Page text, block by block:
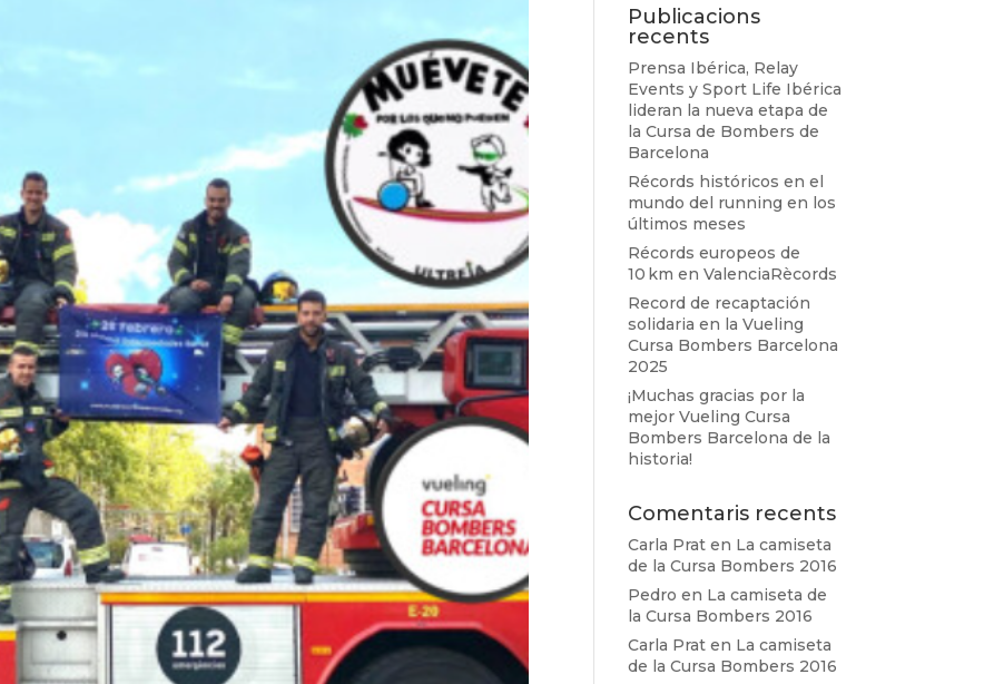
Publicacions
recents
Prensa Ibérica, Relay
Events y Sport Life Ibérica
lideran la nueva etapa de
la Cursa de Bombers de
Barcelona
Récords históricos en el
mundo del running en los
últimos meses
Récords europeos de
10 km en ValenciaRècords
Record de recaptación
solidaria en la Vueling
Cursa Bombers Barcelona
2025
¡Muchas gracias por la
mejor Vueling Cursa
Bombers Barcelona de la
historia!
Comentaris recents
Carla Prat en La camiseta
de la Cursa Bombers 2016
Pedro en La camiseta de
la Cursa Bombers 2016
Carla Prat en La camiseta
de la Cursa Bombers 2016